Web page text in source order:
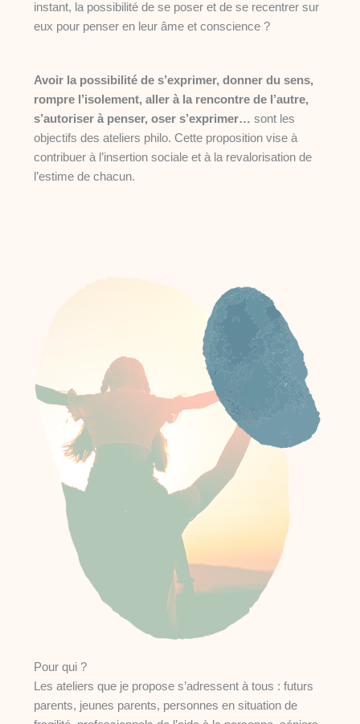
instant, la possibilité de se poser et de se recentrer sur
eux pour penser en leur âme et conscience ?
Avoir la possibilité de s’exprimer, donner du sens,
rompre l’isolement, aller à la rencontre de l’autre,
s’autoriser à penser, oser s’exprimer… sont les
objectifs des ateliers philo. Cette proposition vise à
contribuer à l’insertion sociale et à la revalorisation de
l’estime de chacun.
Pour qui ?
Les ateliers que je propose s’adressent à tous : futurs
parents, jeunes parents, personnes en situation de